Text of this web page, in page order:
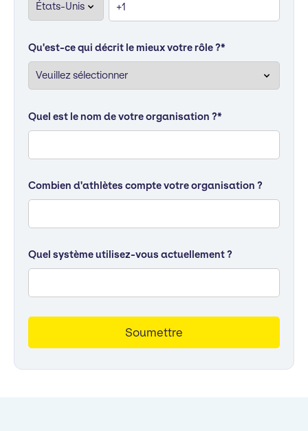
Qu'est-ce qui décrit le mieux votre rôle ?*
Quel est le nom de votre organisation ?*
Combien d'athlètes compte votre organisation ?
Quel système utilisez-vous actuellement ?